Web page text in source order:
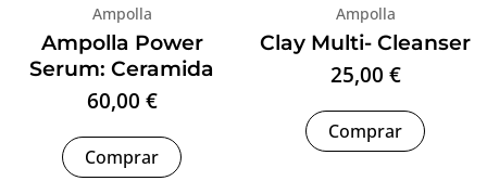
Ampolla
Ampolla Power
Serum: Ceramida
60,00 €
Comprar
Ampolla
Clay Multi- Cleanser
25,00 €
Comprar